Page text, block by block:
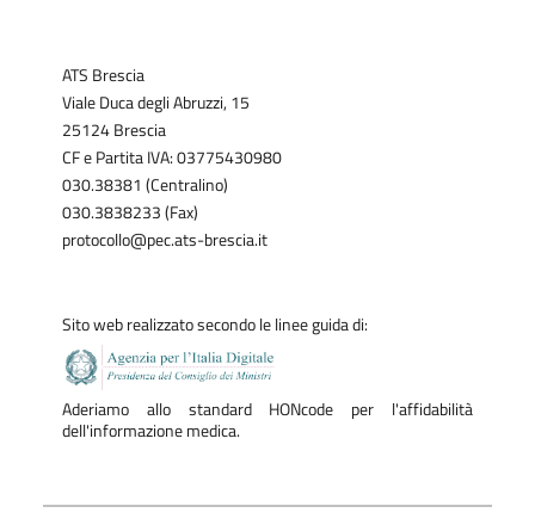
ATS Brescia
Viale Duca degli Abruzzi, 15
25124 Brescia
CF e Partita IVA: 03775430980
030.38381 (Centralino)
030.3838233 (Fax)
protocollo@pec.ats-brescia.it
Sito web realizzato secondo le linee guida di:
Aderiamo allo standard HONcode per l'affidabilità
dell'informazione medica.